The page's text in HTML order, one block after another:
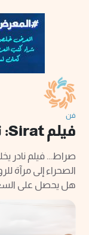
فن
فيلم Sirat: تعزية صوفية لأب حزين
صراط... فيلم نادر
هل يحصل على